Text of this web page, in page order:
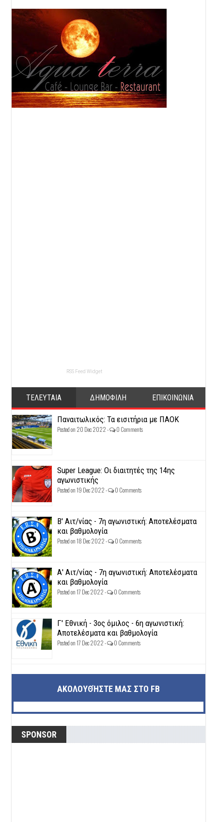
RSS Feed Widget
ΤΕΛΕΥΤΑΙΑ ΔΗΜΟΦΙΛΗ ΕΠΙΚΟΙΝΩΝΙΑ
Παναιτωλικός: Τα εισιτήρια με ΠΑΟΚ
Posted on 20 Dec 2022 - 0 Comments
Super League: Οι διαιτητές της 14ης
αγωνιστικής
Posted on 19 Dec 2022 - 0 Comments
Β' Αιτ/νίας - 7η αγωνιστική: Αποτελέσματα
και βαθμολογία
Posted on 18 Dec 2022 - 0 Comments
Α' Αιτ/νίας - 7η αγωνιστική: Αποτελέσματα
και βαθμολογία
Posted on 17 Dec 2022 - 0 Comments
Γ' Εθνική - 3ος όμιλος - 6η αγωνιστική:
Αποτελέσματα και βαθμολογία
Posted on 17 Dec 2022 - 0 Comments
ΑΚΟΛΟΥΘΉΣΤΕ ΜΑΣ ΣΤΟ FB
SPONSOR